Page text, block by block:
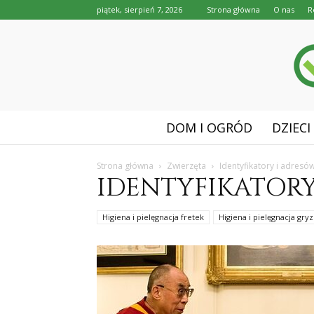
piątek, sierpień 7, 2026 Strona główna O nas
DOM I OGRÓD DZIECI
Strona główna Zwierzęta Identyfikatory i
Higiena i pielęgnacja fretek Higiena i pielęgnacja